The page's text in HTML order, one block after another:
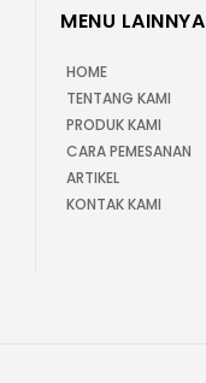
MENU LAINNYA
HOME
TENTANG KAMI
PRODUK KAMI
CARA PEMESANAN
ARTIKEL
KONTAK KAMI